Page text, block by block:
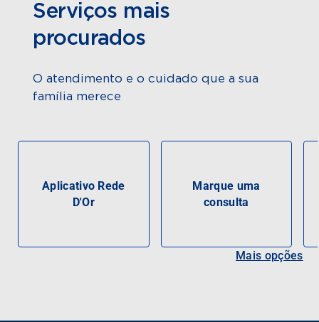
Serviços mais
procurados
O atendimento e o cuidado que a sua
família merece
Aplicativo Rede
D'Or
Marque uma
consulta
Mais opções